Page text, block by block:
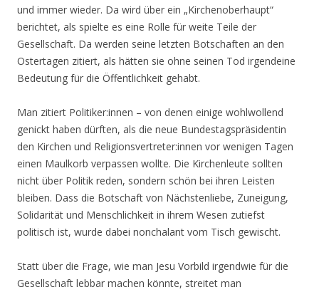
und immer wieder. Da wird über ein „Kirchenoberhaupt“
berichtet, als spielte es eine Rolle für weite Teile der
Gesellschaft. Da werden seine letzten Botschaften an den
Ostertagen zitiert, als hätten sie ohne seinen Tod irgendeine
Bedeutung für die Öffentlichkeit gehabt.
Man zitiert Politiker:innen – von denen einige wohlwollend
genickt haben dürften, als die neue Bundestagspräsidentin
den Kirchen und Religionsvertreter:innen vor wenigen Tagen
einen Maulkorb verpassen wollte. Die Kirchenleute sollten
nicht über Politik reden, sondern schön bei ihren Leisten
bleiben. Dass die Botschaft von Nächstenliebe, Zuneigung,
Solidarität und Menschlichkeit in ihrem Wesen zutiefst
politisch ist, wurde dabei nonchalant vom Tisch gewischt.
Statt über die Frage, wie man Jesu Vorbild irgendwie für die
Gesellschaft lebbar machen könnte, streitet man